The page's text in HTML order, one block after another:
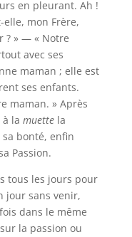
en pleurant. Ah !
elle, mon Frère,
? » — « Notre
avec ses
maman ; elle est
ses enfants.
maman. » Après
la muettela
bonté, enfin
Passion.
tous les jours pour
jour sans venir,
dans le même
la passion ou